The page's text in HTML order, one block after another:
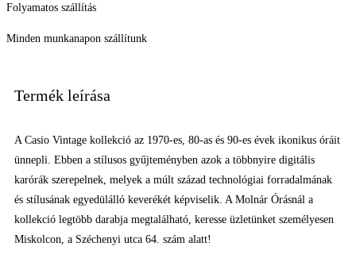
Folyamatos szállítás
Minden munkanapon szállítunk
Termék leírása
A Casio Vintage kollekció az 1970-es, 80-as és 90-es évek ikonikus óráit
ünnepli. Ebben a stílusos gyűjteményben azok a többnyire digitális
karórák szerepelnek, melyek a múlt század technológiai forradalmának
és stílusának egyedülálló keverékét képviselik. A Molnár Órásnál a
kollekció legtöbb darabja megtalálható, keresse üzletünket személyesen
Miskolcon, a Széchenyi utca 64. szám alatt!